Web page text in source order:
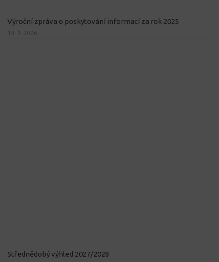
Výroční zpráva o poskytování informací za rok 2025
14. 1. 2026
Střednědobý výhled 2027/2028